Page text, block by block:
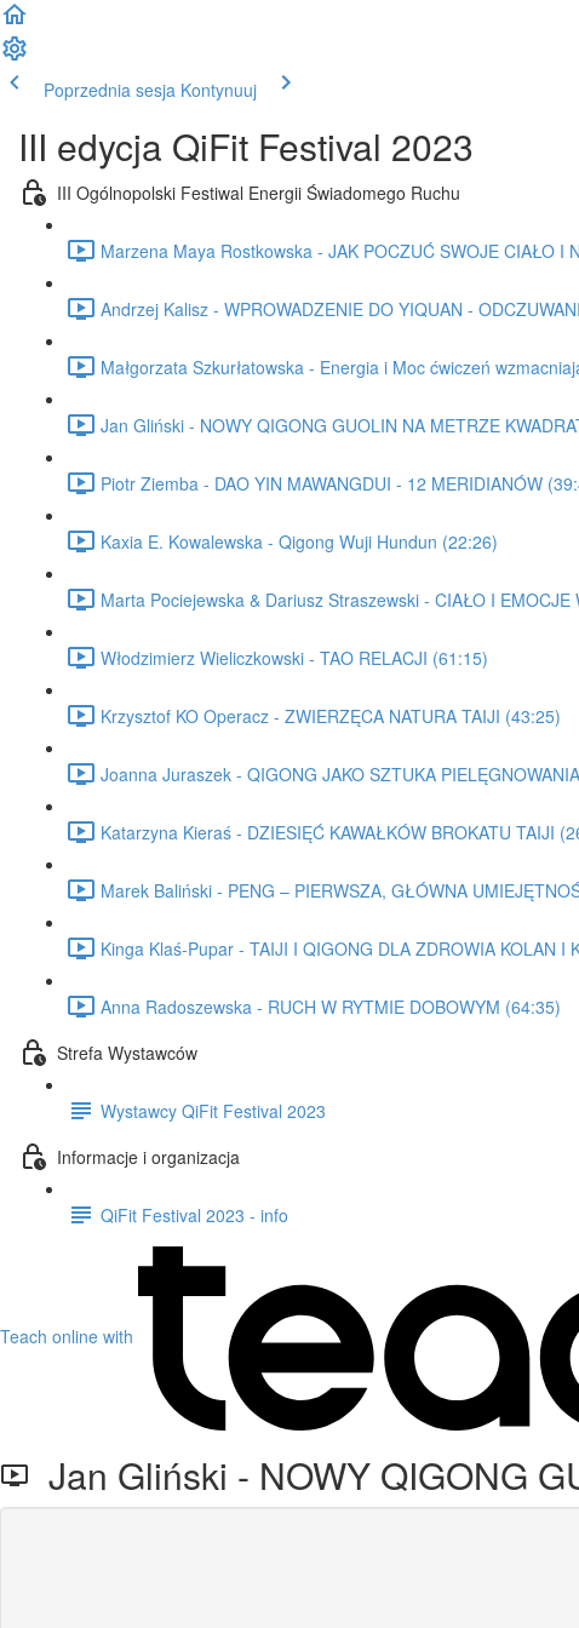
Poprzednia sesja Kontynuuj
III edycja QiFit Festival 2023
III Ogólnopolski Festiwal Energii Świadomego Ruchu
Marzena Maya Rostkowska - JAK POCZUĆ SWOJE CIAŁO I
Andrzej Kalisz - WPROWADZENIE DO YIQUAN -
Małgorzata Szkurłatowska - Energia i Moc ćwiczeń
Jan Gliński - NOWY QIGONG GUOLIN NA METRZE
Piotr Ziemba - DAO YIN MAWANGDUI - 12 MERIDIANÓW
Kaxia E. Kowalewska - Qigong Wuji Hundun (22:26)
Marta Pociejewska & Dariusz Straszewski - CIAŁO I
Włodzimierz Wieliczkowski - TAO RELACJI (61:15)
Krzysztof KO Operacz - ZWIERZĘCA NATURA TAIJI (43:25)
Joanna Juraszek - QIGONG JAKO SZTUKA
Katarzyna Kieraś - DZIESIĘĆ KAWAŁKÓW BROKATU TAIJI
Marek Baliński - PENG – PIERWSZA, GŁÓWNA
Kinga Klaś-Pupar - TAIJI I QIGONG DLA ZDROWIA KOLAN I
Anna Radoszewska - RUCH W RYTMIE DOBOWYM (64:35)
Strefa Wystawców
Wystawcy QiFit Festival 2023
Informacje i organizacja
QiFit Festival 2023 - info
Teach online with
Jan Gliński - NOWY QIGONG